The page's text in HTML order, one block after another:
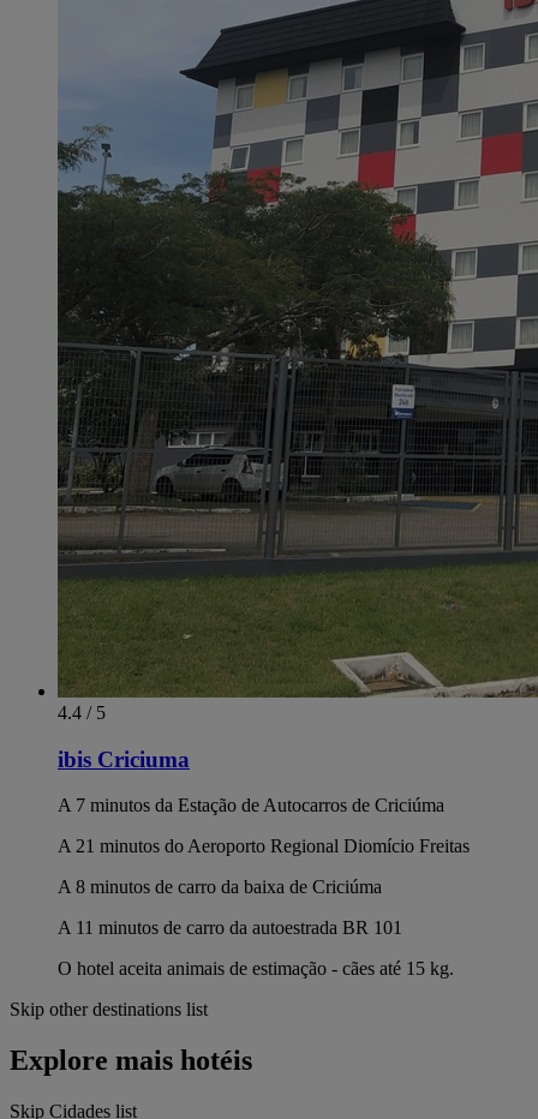
4.4 / 5
ibis Criciuma
A 7 minutos da Estação de Autocarros de Criciúma
A 21 minutos do Aeroporto Regional Diomício Freitas
A 8 minutos de carro da baixa de Criciúma
A 11 minutos de carro da autoestrada BR 101
O hotel aceita animais de estimação - cães até 15 kg.
Skip other destinations list
Explore mais hotéis
Skip Cidades list